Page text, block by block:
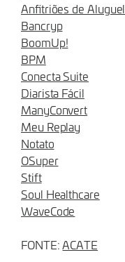
Anfitriões de Aluguel
Bancryp
BoomUp!
BPM
Conecta Suite
Diarista Fácil
ManyConvert
Meu Replay
Notato
OSuper
Stift
Soul Healthcare
WaveCode
FONTE:ACATE